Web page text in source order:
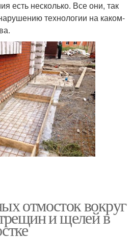
есть несколько. Все они, так
технологии на каком-
отмосток вокруг
и щелей в